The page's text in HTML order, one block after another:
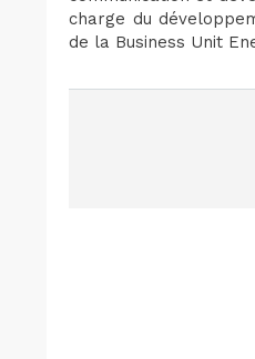
charge du
de la Business Unit